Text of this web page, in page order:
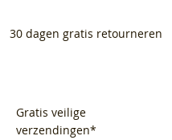
30 dagen gratis retourneren
Gratis veilige
verzendingen*